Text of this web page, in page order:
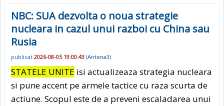
NBC: SUA dezvolta o noua strategie
nucleara in cazul unui razboi cu China sau
Rusia
publicat 2026-08-05 19:00:43 (Antena3)
STATELE UNITE isi actualizeaza strategia nucleara
si pune accent pe armele tactice cu raza scurta de
actiune. Scopul este de a preveni escaladarea unui